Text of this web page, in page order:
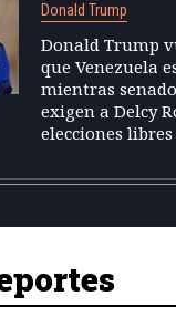
Donald Trump
Donald Trump
que Venezuela
mientras
exigen a Delcy
elecciones